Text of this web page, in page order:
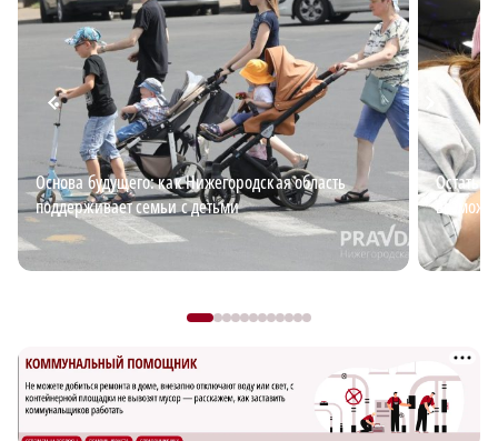
Основа будущего: как Нижегородская область
поддерживает семьи с детьми